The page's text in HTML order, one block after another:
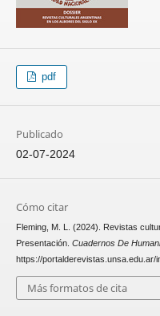
pdf
Publicado
02-07-2024
Cómo citar
Fleming, M. L. (2024). Revistas
Presentación. Cuadernos De
https://portalderevistas.unsa.edu.ar/
Más formatos de cita